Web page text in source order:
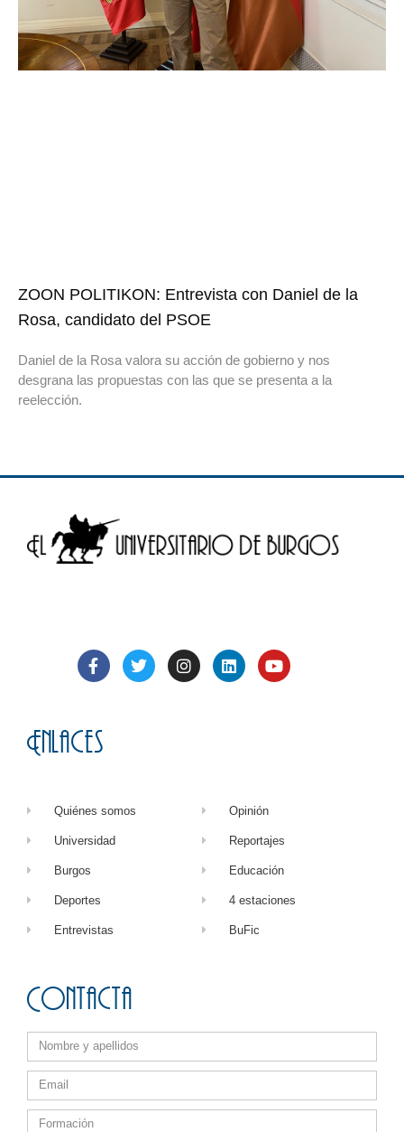
ZOON POLITIKON: Entrevista con Daniel de la
Rosa, candidato del PSOE
Daniel de la Rosa valora su acción de gobierno y nos
desgrana las propuestas con las que se presenta a la
reelección.
Enlaces
Quiénes somos
Universidad
Burgos
Deportes
Entrevistas
Opinión
Reportajes
Educación
4 estaciones
BuFic
Contacta